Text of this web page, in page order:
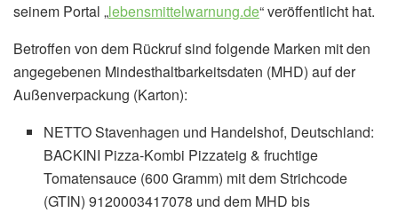
seinem Portal „lebensmittelwarnung.de“ veröffentlicht hat.
Betroffen von dem Rückruf sind folgende Marken mit den
angegebenen Mindesthaltbarkeitsdaten (MHD) auf der
Außenverpackung (Karton):
NETTO Stavenhagen und Handelshof, Deutschland:
BACKINI Pizza-Kombi Pizzateig & fruchtige
Tomatensauce (600 Gramm) mit dem Strichcode
(GTIN) 9120003417078 und dem MHD bis